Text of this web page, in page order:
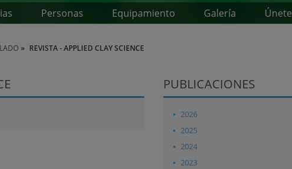
Personas Equipamiento Galería Únete
REVISTA - APPLIED CLAY SCIENCE
PUBLICACIONES
2026
2025
2024
2023